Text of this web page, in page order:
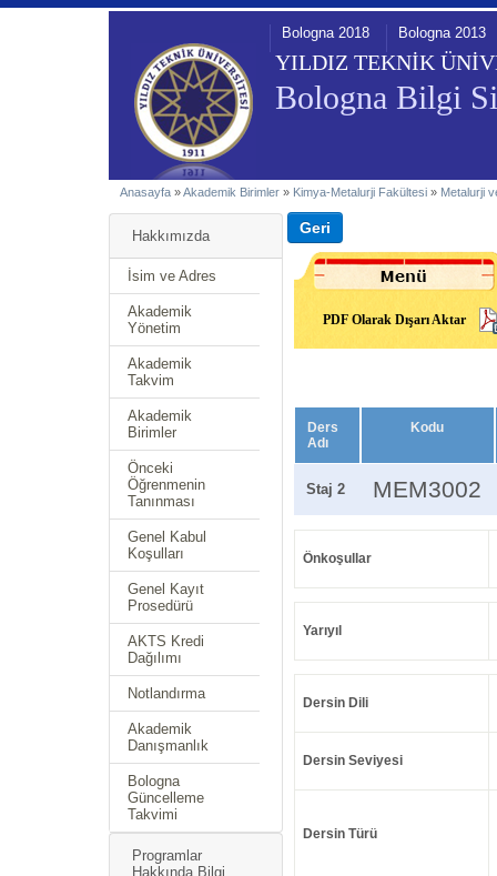
YILDIZ TEKNİK
Bologna Bilgi
Bologna 2018 Bologna 2013
Anasayfa »Akademik Birimler » Kimya-Metalurji Fakültesi » Metalurji
Hakkımızda
İsim ve Adres
Akademik
Yönetim
Akademik
Takvim
Akademik
Birimler
Önceki
Öğrenmenin
Tanınması
Genel Kabul
Koşulları
Genel Kayıt
Prosedürü
AKTS Kredi
Dağılımı
Notlandırma
Akademik
Danışmanlık
Bologna
Güncelleme
Takvimi
Programlar
Hakkında Bilgi
PDF Olarak Dışarı Aktar
Ders
Adı
Kodu
Staj 2 MEM3002
Önkoşullar
Yarıyıl
Dersin Dili
Dersin Seviyesi
Dersin Türü